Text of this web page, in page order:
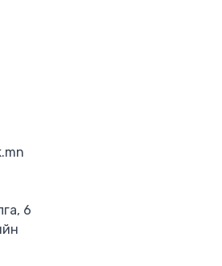
6